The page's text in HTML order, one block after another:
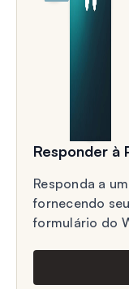
Responder à
Responda a
fornecendo
formulário do